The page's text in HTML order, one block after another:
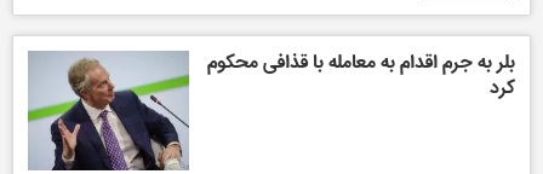
بلر به جرم اقدام به معامله با قذافی محکوم
کرد